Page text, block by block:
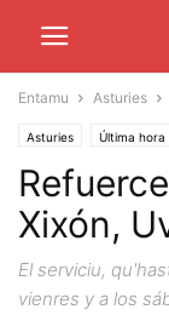
Entamu Asturies
Asturies Última hora
Xixón,
El serviciu,
vienres y a los